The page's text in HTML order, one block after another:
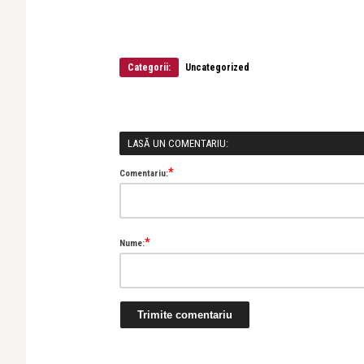
Categorii: Uncategorized
LASĂ UN COMENTARIU:
Comentariu:*
Nume:*